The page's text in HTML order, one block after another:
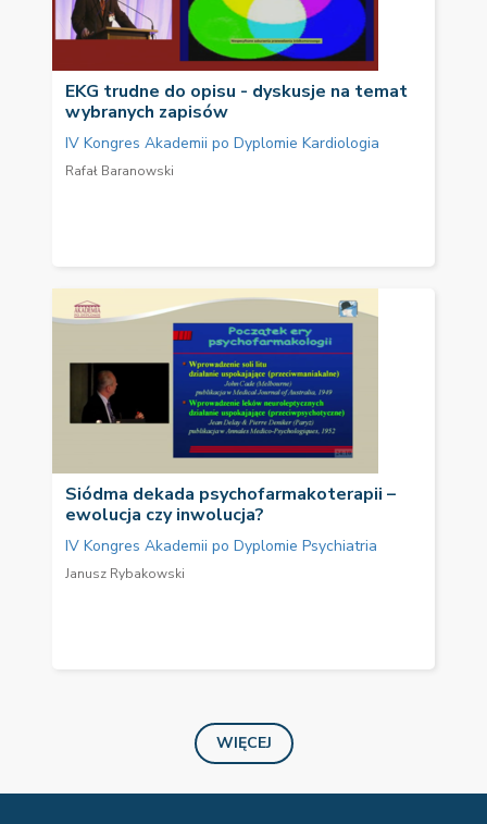
EKG trudne do opisu - dyskusje na temat
wybranych zapisów
IV Kongres Akademii po Dyplomie Kardiologia
Rafał Baranowski
Siódma dekada psychofarmakoterapii –
ewolucja czy inwolucja?
IV Kongres Akademii po Dyplomie Psychiatria
Janusz Rybakowski
WIĘCEJ